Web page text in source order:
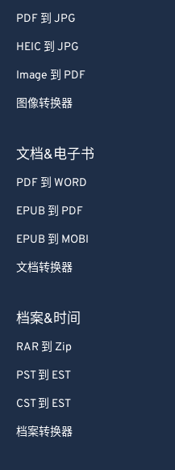
PDF 到 JPG
HEIC 到 JPG
Image 到 PDF
图像转换器
文档&电子书
PDF 到 WORD
EPUB 到 PDF
EPUB 到 MOBI
文档转换器
档案&时间
RAR 到 Zip
PST 到 EST
CST 到 EST
档案转换器